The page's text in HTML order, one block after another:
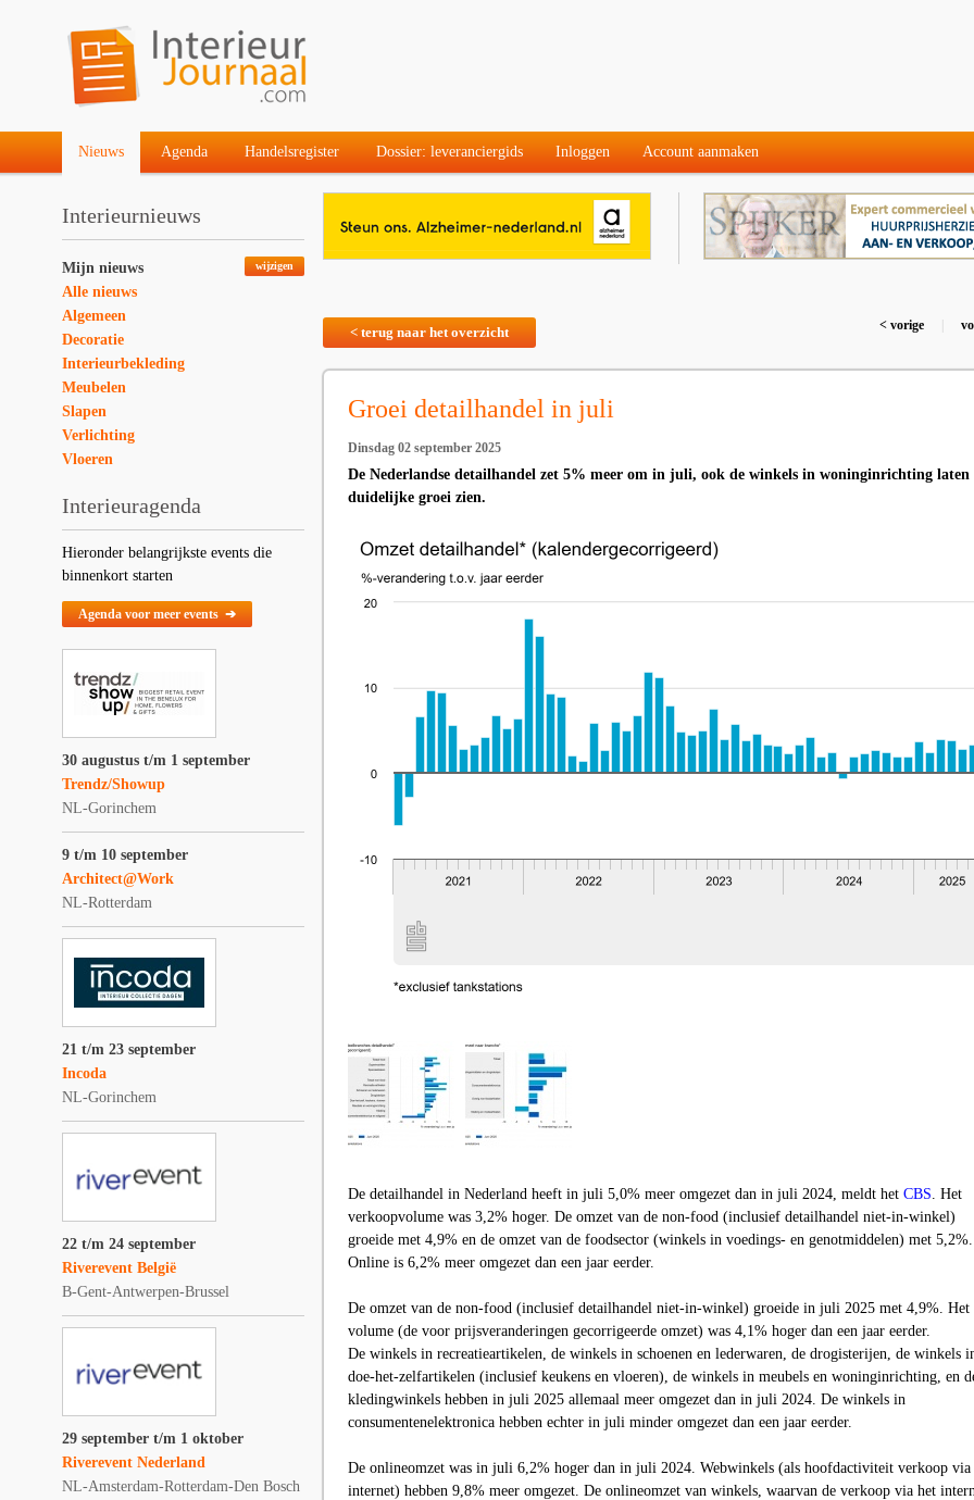
Nieuws Agenda Handelsregister Dossier: leveranciergids Inloggen Account aanmaken
Interieurnieuws
wijzigen
Mijn nieuws
Alle nieuws
Algemeen
Decoratie
Interieurbekleding
Meubelen
Slapen
Verlichting
Vloeren
Interieuragenda
Hieronder belangrijkste events die
binnenkort starten
Agenda voor meer events ➔
30 augustus t/m 1 september
Trendz/Showup
NL-Gorinchem
9 t/m 10 september
Architect@Work
NL-Rotterdam
21 t/m 23 september
Incoda
NL-Gorinchem
22 t/m 24 september
Riverevent België
B-Gent-Antwerpen-Brussel
29 september t/m 1 oktober
Riverevent Nederland
NL-Amsterdam-Rotterdam-Den Bosch
< terug naar het overzicht < vorige
Groei detailhandel in juli
Dinsdag 02 september 2025
De Nederlandse detailhandel zet 5% meer om in juli, ook de winkels in woninginrichting laten
duidelijke groei zien.
De detailhandel in Nederland heeft in juli 5,0% meer omgezet dan in juli 2024, meldt het CBS. Het
verkoopvolume was 3,2% hoger. De omzet van de non-food (inclusief detailhandel niet-in-winkel)
groeide met 4,9% en de omzet van de foodsector (winkels in voedings- en genotmiddelen) met 5,2%.
Online is 6,2% meer omgezet dan een jaar eerder.
De omzet van de non-food (inclusief detailhandel niet-in-winkel) groeide in juli 2025 met 4,9%. Het
volume (de voor prijsveranderingen gecorrigeerde omzet) was 4,1% hoger dan een jaar eerder.
De winkels in recreatieartikelen, de winkels in schoenen en lederwaren, de drogisterijen, de winkels
doe-het-zelfartikelen (inclusief keukens en vloeren), de winkels in meubels en woninginrichting, en
kledingwinkels hebben in juli 2025 allemaal meer omgezet dan in juli 2024. De winkels in
consumentenelektronica hebben echter in juli minder omgezet dan een jaar eerder.
De onlineomzet was in juli 6,2% hoger dan in juli 2024. Webwinkels (als hoofdactiviteit verkoop via
internet) hebben 9,8% meer omgezet. De onlineomzet van winkels, waarvan de verkoop via het